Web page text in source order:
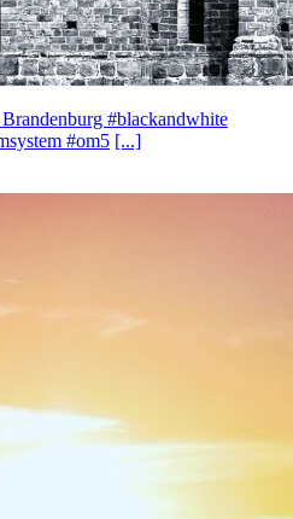
#blackandwhite
#om5 [...]